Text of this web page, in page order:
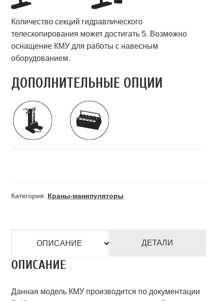
Количество секций гидравлического
телескопирования может достигать 5. Возможно
оснащение КМУ для работы с навесным
оборудованием.
ДОПОЛНИТЕЛЬНЫЕ ОПЦИИ
Категория: Краны-манипуляторы
ОПИСАНИЕ ДЕТАЛИ
ОПИСАНИЕ
Данная модель КМУ производится по документации